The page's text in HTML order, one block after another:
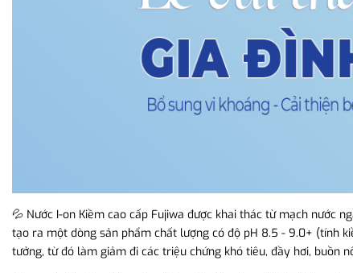
💦 Nước I-on Kiềm cao cấp Fujiwa được khai thác từ mạch nước
tạo ra một dòng sản phẩm chất lượng có độ pH 8.5 - 9.0+ (tính
tưởng, từ đó làm giảm đi các triệu chứng khó tiêu, đầy hơi, buồn